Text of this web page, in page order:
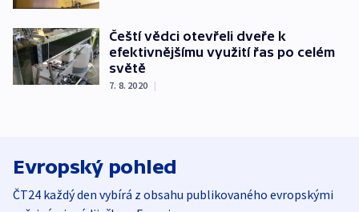
Čeští vědci otevřeli dveře k
efektivnějšímu využití řas po celém
světě
7. 8. 2020 |
Evropský pohled
ČT24 každý den vybírá z obsahu publikovaného evropskými